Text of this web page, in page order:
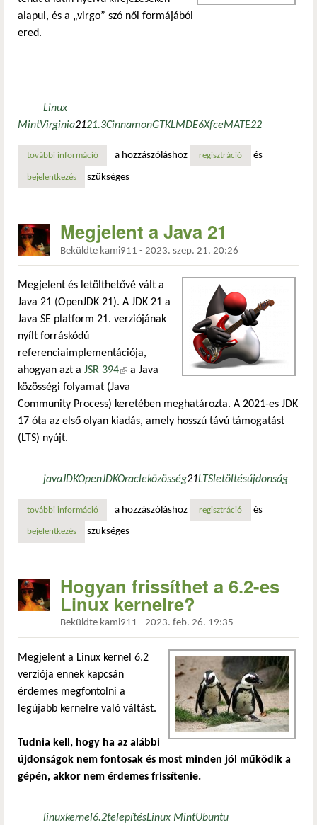
alapul, és a „virgo” szó női formájából
ered.
Linux
MintVirginia2121.3CinnamonGTKLMDE6XfceMATE22
további információlegyen a neve virginia! tartalommal kapcsolatosan
a hozzászóláshoz regisztráció és
bejelentkezés szükséges
Megjelent a Java 21
Beküldte kami911 - 2023. szep. 21. 20:26
Megjelent és letölthetővé vált a
Java 21 (OpenJDK 21). A JDK 21 a
Java SE platform 21. verziójának
nyílt forráskódú
referenciaimplementációja,
ahogyan azt a JSR 394(külső hivatkozás)
a Java
közösségi folyamat (Java
Community Process) keretében meghatározta. A 2021-es JDK
17 óta az első olyan kiadás, amely hosszú távú támogatást
(LTS) nyújt.
javaJDKOpenJDKOracleközösség21LTSletöltésújdonság
további információmegjelent a java 21 tartalommal kapcsolatosan
a hozzászóláshoz regisztráció és
bejelentkezés szükséges
Hogyan frissíthet a 6.2-es
Linux kernelre?
Beküldte kami911 - 2023. feb. 26. 19:35
Megjelent a Linux kernel 6.2
verziója ennek kapcsán
érdemes megfontolni a
legújabb kernelre való váltást.
Tudnia kell, hogy ha az alábbi
újdonságok nem fontosak és most minden jól működik a
gépén, akkor nem érdemes frissítenie.
linuxkernel6.2telepítésLinux MintUbuntu